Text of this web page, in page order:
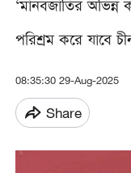
‘মানবজাতির
পরিশ্রম করে যাবে
08:35:30 29-Aug-2025
Share